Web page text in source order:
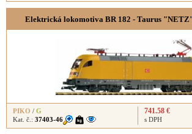
Elektrická lokomotiva BR 182 - Taurus
PIKO / G
Kat. č.: 37403-46
741.58 €
s DPH